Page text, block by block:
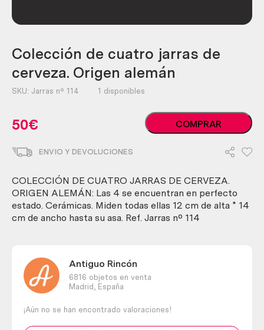
Colección de cuatro jarras de
cerveza. Origen alemán
SKU: Jarras nº 114 1 disponibles
50€
Colección
de
cerveza.
Origen
alemán
cantidad
COMPRAR
ENVIO Y DEVOLUCIONES
COLECCIÓN DE CUATRO JARRAS DE CERVEZA.
ORIGEN ALEMÁN: Las 4 se encuentran en perfecto
estado. Cerámicas. Miden todas ellas 12 cm de alta * 14
cm de ancho hasta su asa. Ref. Jarras nº 114
Antiguo Rincón
6816 objetos en venta
Madrid,
España
¡Aún no se han encontrado valoraciones!